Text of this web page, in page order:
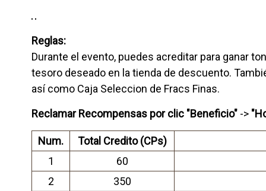
Reglas:
Durante el evento, puedes acreditar para ganar
tesoro deseado en la tienda de descuento.
así como Caja Seleccion de Fracs Finas.
Reclamar Recompensas por clic "Beneficio" ->
Num.
Total Credito (CPs)
1
60
2
350